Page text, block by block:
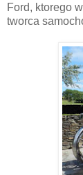
Ford, ktorego
tworca